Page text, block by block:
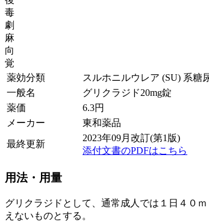
毒
劇
麻
向
覚
薬効分類
スルホニルウレア (SU) 系糖
一般名
グリクラジド20mg錠
薬価
6.3円
メーカー
東和薬品
最終更新
2023年09月改訂(第1版)
添付文書のPDFはこちら
用法・用量
グリクラジドとして、通常成人では１日４０
えないものとする。